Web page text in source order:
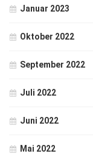
Januar 2023
Oktober 2022
September 2022
Juli 2022
Juni 2022
Mai 2022